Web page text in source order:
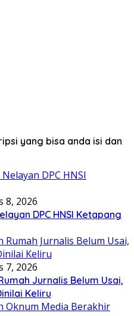
yang bisa anda isi dan
8, 2026
DPC HNSI Ketapang
7, 2026
Jurnalis Belum Usai,
Keliru